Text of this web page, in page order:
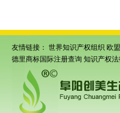
友情链接： 世界知识产权组织 欧
德里商标国际注册查询 知识产权